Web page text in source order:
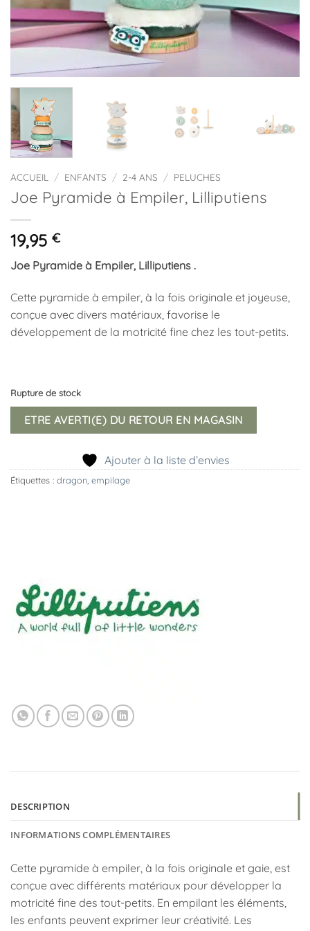
ACCUEIL / ENFANTS / 2-4 ANS / PELUCHES
Joe Pyramide à Empiler, Lilliputiens
19,95 €
Joe Pyramide à Empiler, Lilliputiens .
Cette pyramide à empiler, à la fois originale et joyeuse,
conçue avec divers matériaux, favorise le
développement de la motricité fine chez les tout-petits.
Rupture de stock
ETRE AVERTI(E) DU RETOUR EN MAGASIN
Ajouter à la liste d’envies
Étiquettes : dragon empilage
DESCRIPTION
INFORMATIONS COMPLÉMENTAIRES
Cette pyramide à empiler, à la fois originale et gaie, est
conçue avec différents matériaux pour développer la
motricité fine des tout-petits. En empilant les éléments,
les enfants peuvent exprimer leur créativité. Les